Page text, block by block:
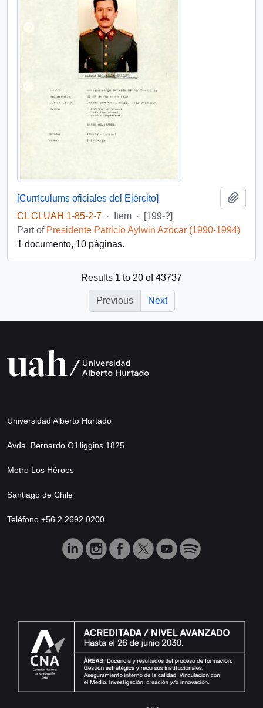
[Currículums oficiales del Ejército]
CL CLUAH 1-85-2-7 · Item ·
[199-?]
Part of Presidente Patricio Aylwin Azócar (1990-1994)
1 documento, 10 páginas.
Results 1 to 20 of 43737
Previous Next
Universidad Alberto Hurtado
Avda. Bernardo O’Higgins 1825
Metro Los Héroes
Santiago de Chile
Teléfono +56 2 2692 0200